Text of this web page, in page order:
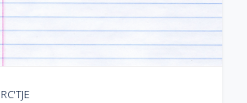
RC'TJE